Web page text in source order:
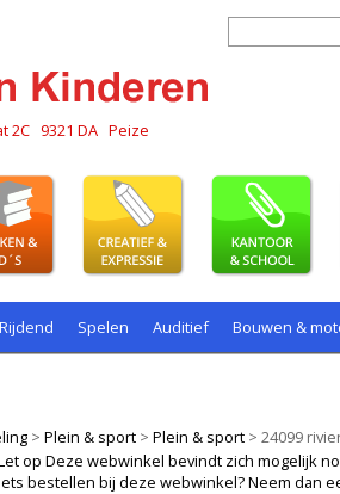
2C 9321 DA Peize
Rijdend Spelen Auditief Bouwen &
> Plein & sport > Plein & sport > 24099
op Deze webwinkel bevindt zich mogelijk
bestellen bij deze webwinkel? Neem dan